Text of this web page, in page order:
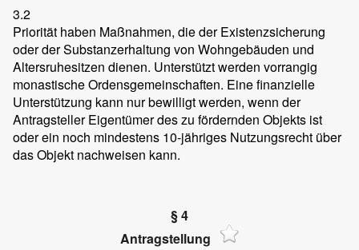
3.2
Priorität haben Maßnahmen, die der Existenzsicherung
oder der Substanzerhaltung von Wohngebäuden und
Altersruhesitzen dienen. Unterstützt werden vorrangig
monastische Ordensgemeinschaften. Eine finanzielle
Unterstützung kann nur bewilligt werden, wenn der
Antragsteller Eigentümer des zu fördernden Objekts ist
oder ein noch mindestens 10-jähriges Nutzungsrecht über
das Objekt nachweisen kann.
§ 4
Antragstellung